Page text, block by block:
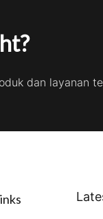
dan layanan